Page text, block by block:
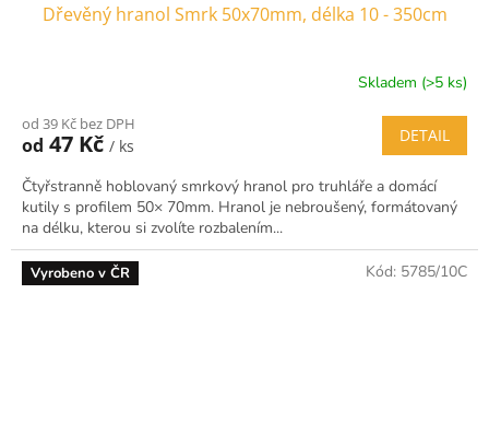
Dřevěný hranol Smrk 50x70mm, délka 10 - 350cm
Skladem (>5 ks)
od 39 Kč bez DPH
od 47 Kč / ks
DETAIL
Čtyřstranně hoblovaný smrkový hranol pro truhláře a domácí
kutily s profilem 50× 70mm. Hranol je nebroušený, formátovaný
na délku, kterou si zvolíte rozbalením...
Vyrobeno v ČR Kód: 5785/10C